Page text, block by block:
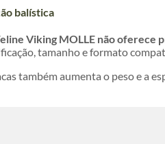
balística
Viking MOLLE não oferece
tamanho e formato
também aumenta o peso e a